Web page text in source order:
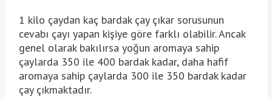
1 kilo çaydan kaç bardak çay çıkar sorusunun
cevabı çayı yapan kişiye göre farklı olabilir. Ancak
genel olarak bakılırsa yoğun aromaya sahip
çaylarda 350 ile 400 bardak kadar, daha hafif
aromaya sahip çaylarda 300 ile 350 bardak kadar
çay çıkmaktadır.